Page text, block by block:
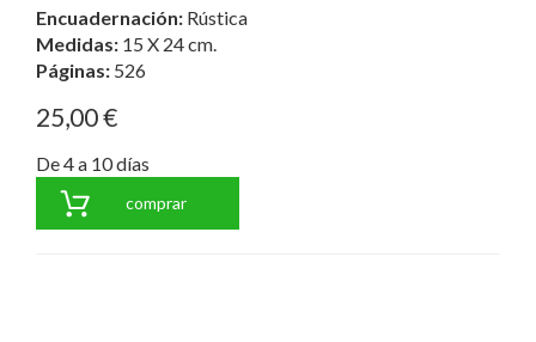
Encuadernación: Rústica
Medidas: 15 X 24 cm.
Páginas: 526
25,00 €
De 4 a 10 días
comprar